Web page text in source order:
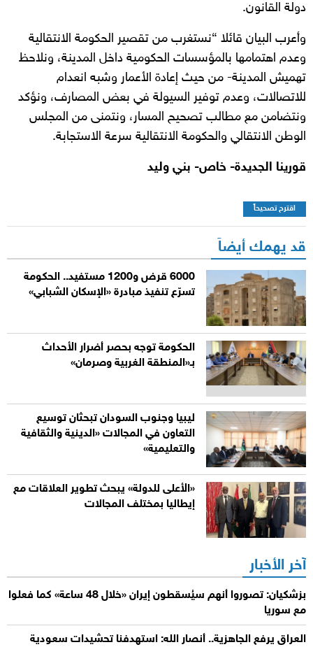
دولة القانون.
وأعرب البيان قائلا “نستغرب من تقصير الحكومة الانتقالية
وعدم اهتمامها بالمؤسسات الحكومية داخل المدينة، ونلاحظ
تهميش المدينة- من حيث إعادة الأعمار وشبه انعدام
للاتصالات، وعدم توفير السيولة في بعض المصارف، ونؤكد
ونتضامن مع مطالب تصحيح المسار، ونتمنى من المجلس
الوطن الانتقالي والحكومة الانتقالية سرعة الاستجابة.
قورينا الجديدة- خاص- بني وليد
اقترح تصحيحاً
قد يهمك أيضاً
6000 قرض و1200 مستفيد.. الحكومة
تسرّع تنفيذ مبادرة «الإسكان الشبابي»
الحكومة توجه بحصر أضرار الأحداث
بـ«المنطقة الغربية وصرمان»
ليبيا وجنوب السودان تبحثان توسيع
التعاون في المجالات «الدينية والثقافية
والتعليمية»
«الأعلى للدولة» يبحث تطوير العلاقات مع
إيطاليا بمختلف المجالات
آخر الأخبار
بزشكيان: تصوروا أنهم سيُسقطون إيران «خلال 48 ساعة» كما فعلوا
مع سوريا
العراق يرفع الجاهزية.. أنصار الله: استهدفنا تحشيدات سعودية